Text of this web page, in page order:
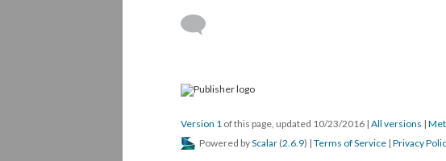
Version 1 of this page, updated 10/23/2016 | All versions |
Powered byScalar (2.6.9) | Terms of Service | Privacy